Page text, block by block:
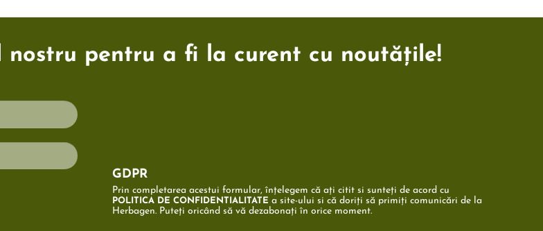
nostru pentru a fi la curent cu noutățile!
GDPR
Prin completarea acestui formular, înțelegem că ați citit si sunteți de acord cu
POLITICA DE CONFIDENTIALITATE a site-ului si că doriți să primiți comunicări de la
Herbagen. Puteți oricând să vă dezabonați în orice moment.